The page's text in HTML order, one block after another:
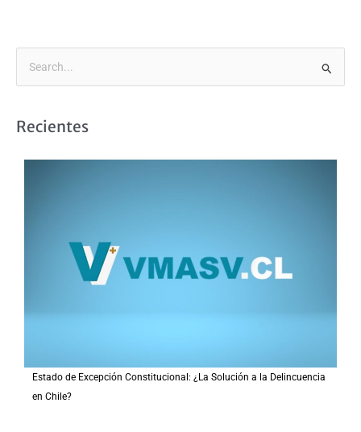
cRecientes
Estado de Excepción Constitucional: ¿La Solución a la Delincuencia
en Chile?